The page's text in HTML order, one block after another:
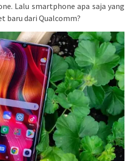
Lalu smartphone apa saja yang
baru dari Qualcomm?